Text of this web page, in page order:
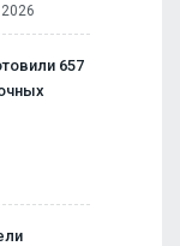
657